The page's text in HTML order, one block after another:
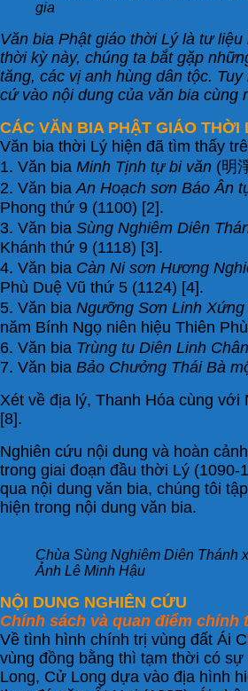
gia
Văn bia Phật giáo thời Lý là tư
thời kỳ này, chúng ta bắt gặp
tăng, các vị anh hùng dân tộc.
cứ vào nội dung của văn bia cùng
CÁC VĂN BIA PHẬT GIÁO THỜI
Văn bia thời Lý hiện đã tìm thấy
1. Văn bia Minh Tịnh tự bi văn (明
2. Văn bia An Hoạch sơn Báo Ân
Phong thứ 9 (1100) [2].
3. Văn bia Sùng Nghiêm Diên
Khánh thứ 9 (1118) [3].
4. Văn bia Càn Ni sơn Hương
Phù Duệ Vũ thứ 5 (1124) [4].
5. Văn bia Ngưỡng Sơn Linh
năm Bính Ngọ niên hiệu Thiên
6. Văn bia Trùng tu Diên Linh
7. Văn bia Bảo Chưởng Thái Bà
Xét về địa lý, Thanh Hóa cùng
[8].
Nghiên cứu nội dung và hoàn
trong giai đoạn đầu thời Lý
qua nội dung văn bia, chúng tôi
hiện trong nội dung văn bia.
Chùa Sùng Nghiêm Diên Thánh
Ảnh Lê Minh Hậu
NỘI DUNG NGHIÊN CỨU
Chính sách và quan điểm
Về tình hình chính trị vùng đất Ái
vùng đồng bằng thì tạm thời có
Long, Cử Long dựa vào địa hình